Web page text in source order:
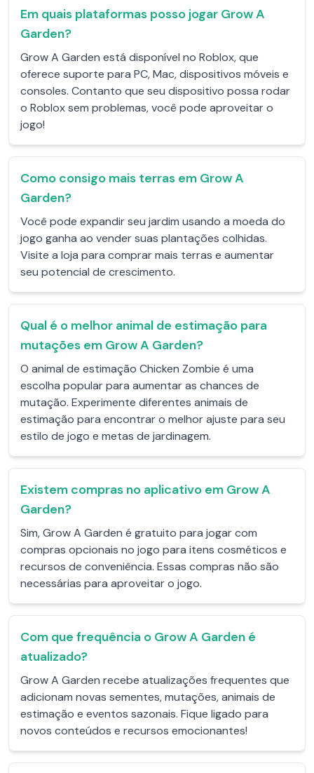
Em quais plataformas posso jogar Grow A
Garden?
Grow A Garden está disponível no Roblox, que
oferece suporte para PC, Mac, dispositivos móveis e
consoles. Contanto que seu dispositivo possa rodar
o Roblox sem problemas, você pode aproveitar o
jogo!
Como consigo mais terras em Grow A
Garden?
Você pode expandir seu jardim usando a moeda do
jogo ganha ao vender suas plantações colhidas.
Visite a loja para comprar mais terras e aumentar
seu potencial de crescimento.
Qual é o melhor animal de estimação para
mutações em Grow A Garden?
O animal de estimação Chicken Zombie é uma
escolha popular para aumentar as chances de
mutação. Experimente diferentes animais de
estimação para encontrar o melhor ajuste para seu
estilo de jogo e metas de jardinagem.
Existem compras no aplicativo em Grow A
Garden?
Sim, Grow A Garden é gratuito para jogar com
compras opcionais no jogo para itens cosméticos e
recursos de conveniência. Essas compras não são
necessárias para aproveitar o jogo.
Com que frequência o Grow A Garden é
atualizado?
Grow A Garden recebe atualizações frequentes que
adicionam novas sementes, mutações, animais de
estimação e eventos sazonais. Fique ligado para
novos conteúdos e recursos emocionantes!